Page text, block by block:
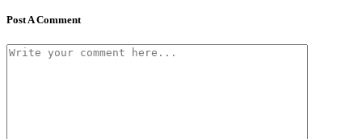
Post A Comment